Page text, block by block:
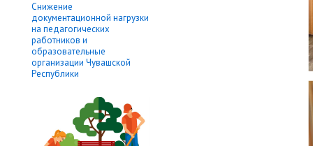
Снижение
документационной нагрузки
на педагогических
работников и
образовательные
организации Чувашской
Республики